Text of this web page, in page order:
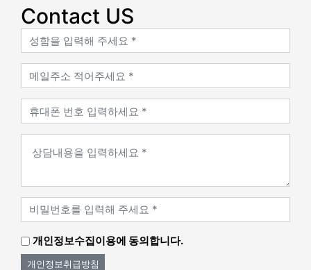
Contact US
개인정보수집이용에 동의합니다.
개인정보취급방침